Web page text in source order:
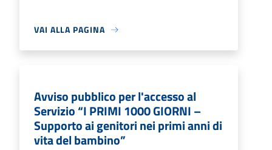
VAI ALLA PAGINA
Avviso pubblico per l'accesso al
Servizio “I PRIMI 1000 GIORNI –
Supporto ai genitori nei primi anni di
vita del bambino”